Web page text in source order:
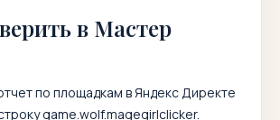
в Мастер
по площадкам в Яндекс Директе
game.wolf.magegirlclicker.